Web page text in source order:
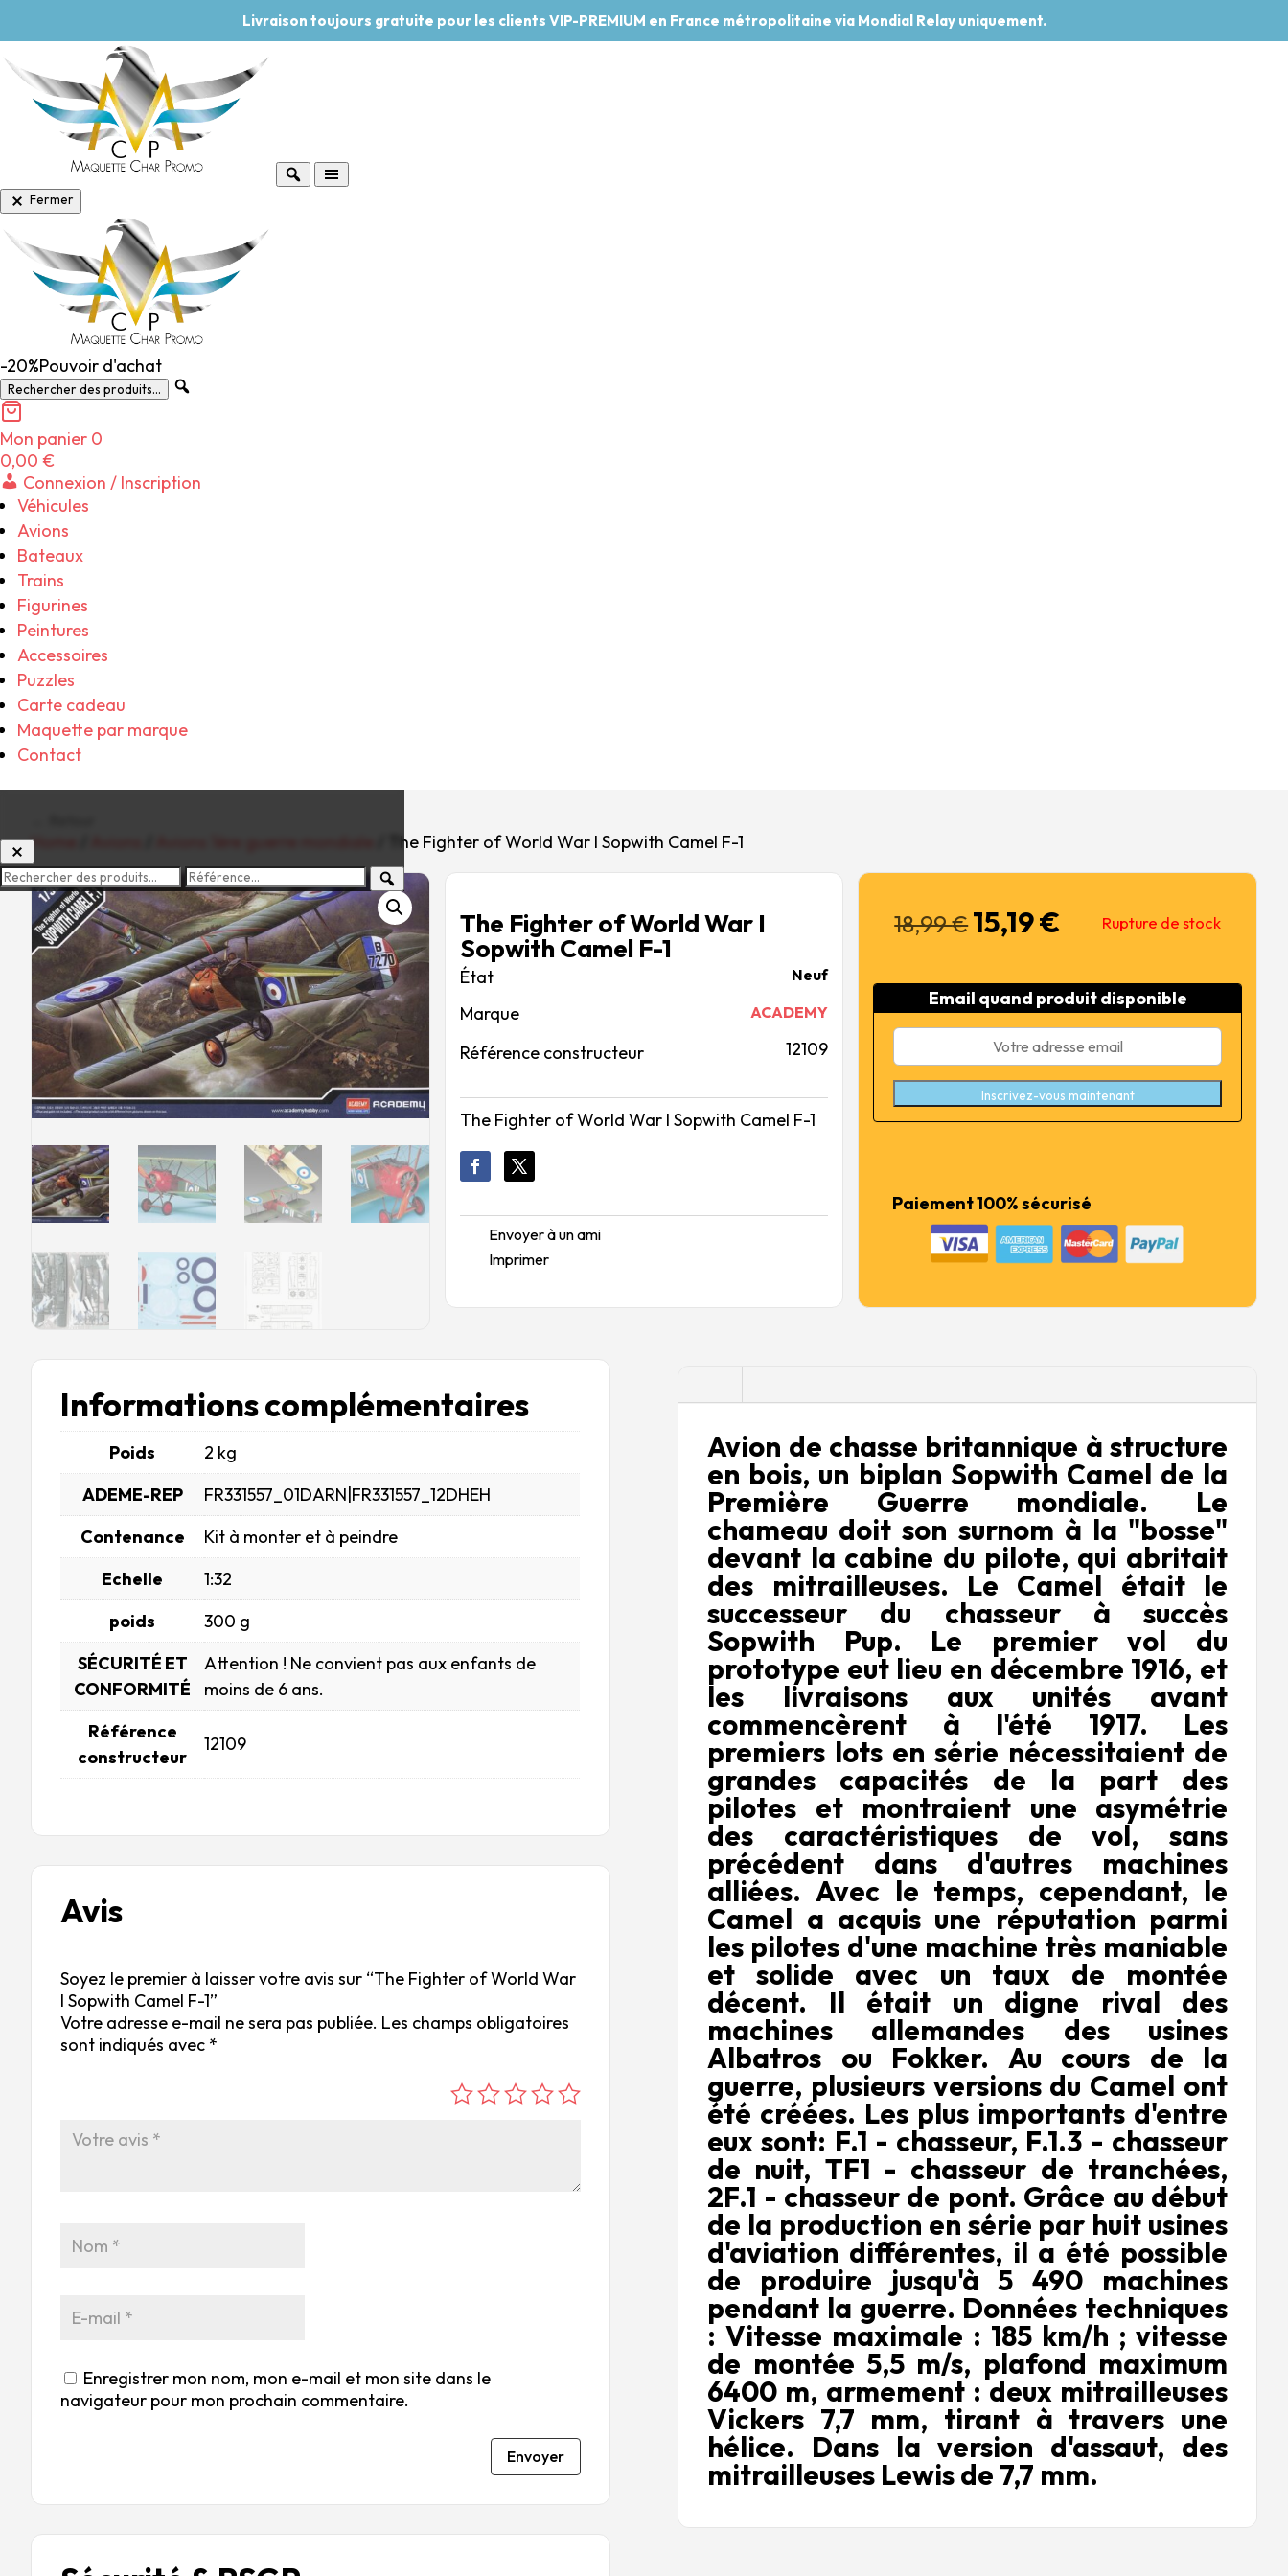
Livraison toujours gratuite pour les clients VIP-PREMIUM en France métropolitaine via Mondial Relay uniquement.
Fermer
-20%Pouvoir d'achat
Rechercher des produits...
Mon panier 0
0,00 €
Connexion / Inscription
Véhicules
Avions
Bateaux
Trains
Figurines
Peintures
Accessoires
Puzzles
Carte cadeau
Maquette par marque
Contact
Home / The Fighter of World War I Sopwith Camel F-1
The Fighter of World War I
Sopwith Camel F-1
Neuf
Marque ACADEMY
Référence constructeur 12109
The Fighter of World War I Sopwith Camel F-1
Envoyer à un ami
Imprimer
18,99€Le
prix
était :
18,99 €.
15,19€
est :
15,19 €.
Rupture de stock
Email quand produit disponible
Inscrivez-vous maintenant
Paiement 100% sécurisé
Informations complémentaires
Poids
2 kg
ADEME-REP
FR331557_01DARN|FR331557_12DHEH
Contenance
Kit à monter et à peindre
Echelle
1:32
poids
300 g
SÉCURITÉ ET
CONFORMITÉ
Attention ! Ne convient pas aux enfants de
moins de 6 ans.
Référence
constructeur
12109
Avis
Soyez le premier à laisser votre avis sur “The Fighter of World War
I Sopwith Camel F-1”
Votre adresse e-mail ne sera pas publiée. Les champs obligatoires
sont indiqués avec *
s
Enregistrer mon nom, mon e-mail et mon site dans le
navigateur pour mon prochain commentaire.
Envoyer
Avion de chasse britannique à structure
en bois, un biplan Sopwith Camel de la
Première Guerre mondiale. Le
chameau doit son surnom à la "bosse"
devant la cabine du pilote, qui abritait
des mitrailleuses. Le Camel était le
successeur du chasseur à succès
Sopwith Pup. Le premier vol du
prototype eut lieu en décembre 1916, et
les livraisons aux unités avant
commencèrent à l'été 1917. Les
premiers lots en série nécessitaient de
grandes capacités de la part des
pilotes et montraient une asymétrie
des caractéristiques de vol, sans
précédent dans d'autres machines
alliées. Avec le temps, cependant, le
Camel a acquis une réputation parmi
les pilotes d'une machine très maniable
et solide avec un taux de montée
décent. Il était un digne rival des
machines allemandes des usines
Albatros ou Fokker. Au cours de la
guerre, plusieurs versions du Camel ont
été créées. Les plus importants d'entre
eux sont: F.1 - chasseur, F.1.3 - chasseur
de nuit, TF1 - chasseur de tranchées,
2F.1 - chasseur de pont. Grâce au début
de la production en série par huit usines
d'aviation différentes, il a été possible
de produire jusqu'à 5 490 machines
pendant la guerre. Données techniques
: Vitesse maximale : 185 km/h ; vitesse
de montée 5,5 m/s, plafond maximum
6400 m, armement : deux mitrailleuses
Vickers 7,7 mm, tirant à travers une
hélice. Dans la version d'assaut, des
mitrailleuses Lewis de 7,7 mm.